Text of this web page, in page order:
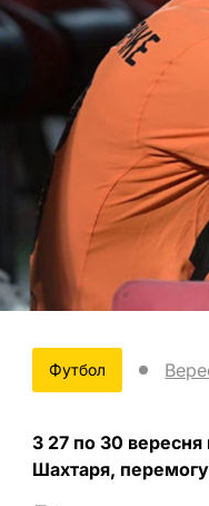
Футбол
З 27 по 30 вересня
Шахтаря,